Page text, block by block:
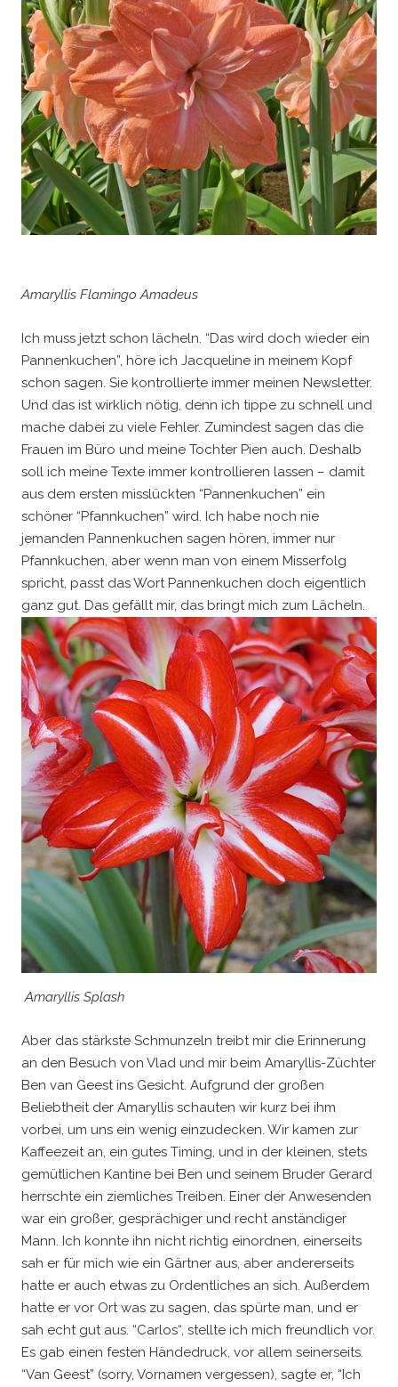
Amaryllis Flamingo Amadeus
Ich muss jetzt schon lächeln. “Das wird doch wieder ein
Pannenkuchen”, höre ich Jacqueline in meinem Kopf
schon sagen. Sie kontrollierte immer meinen Newsletter.
Und das ist wirklich nötig, denn ich tippe zu schnell und
mache dabei zu viele Fehler. Zumindest sagen das die
Frauen im Büro und meine Tochter Pien auch. Deshalb
soll ich meine Texte immer kontrollieren lassen – damit
aus dem ersten misslückten “Pannenkuchen” ein
schöner “Pfannkuchen” wird. Ich habe noch nie
jemanden Pannenkuchen sagen hören, immer nur
Pfannkuchen, aber wenn man von einem Misserfolg
spricht, passt das Wort Pannenkuchen doch eigentlich
ganz gut. Das gefällt mir, das bringt mich zum Lächeln.
Amaryllis Splash
Aber das stärkste Schmunzeln treibt mir die Erinnerung
an den Besuch von Vlad und mir beim Amaryllis-Züchter
Ben van Geest ins Gesicht. Aufgrund der großen
Beliebtheit der Amaryllis schauten wir kurz bei ihm
vorbei, um uns ein wenig einzudecken. Wir kamen zur
Kaffeezeit an, ein gutes Timing, und in der kleinen, stets
gemütlichen Kantine bei Ben und seinem Bruder Gerard
herrschte ein ziemliches Treiben. Einer der Anwesenden
war ein großer, gesprächiger und recht anständiger
Mann. Ich konnte ihn nicht richtig einordnen, einerseits
sah er für mich wie ein Gärtner aus, aber andererseits
hatte er auch etwas zu Ordentliches an sich. Außerdem
hatte er vor Ort was zu sagen, das spürte man, und er
sah echt gut aus. “Carlos“, stellte ich mich freundlich vor.
Es gab einen festen Händedruck, vor allem seinerseits.
“Van Geest” (sorry, Vornamen vergessen), sagte er, “Ich